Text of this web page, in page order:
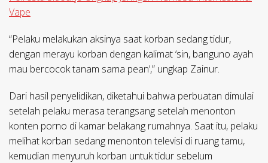
Vape
“Pelaku melakukan aksinya saat korban sedang tidur,
dengan merayu korban dengan kalimat ‘sin, banguno ayah
mau bercocok tanam sama pean’,” ungkap Zainur.
Dari hasil penyelidikan, diketahui bahwa perbuatan dimulai
setelah pelaku merasa terangsang setelah menonton
konten porno di kamar belakang rumahnya. Saat itu, pelaku
melihat korban sedang menonton televisi di ruang tamu,
kemudian menyuruh korban untuk tidur sebelum